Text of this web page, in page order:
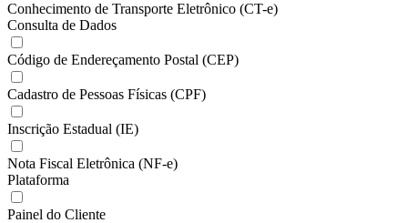
Conhecimento de Transporte Eletrônico (CT-e)
Consulta de Dados
Código de Endereçamento Postal (CEP)
Cadastro de Pessoas Físicas (CPF)
Inscrição Estadual (IE)
Nota Fiscal Eletrônica (NF-e)
Plataforma
Painel do Cliente